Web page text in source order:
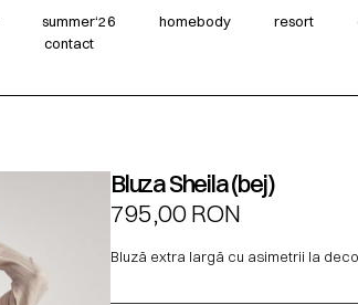
summer‘26 homebody resort
contact
Bluza Sheila (bej)
795,00RON
Bluză extra largă cu asimetrii la